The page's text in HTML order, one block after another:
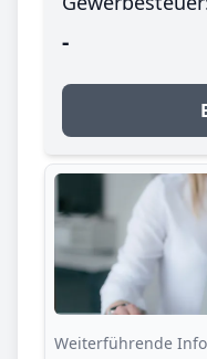
-
Weiterführende